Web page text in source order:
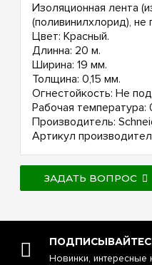
Изоляционная лента
(поливинилхлорид),
Цвет: Красный.
Длинна: 20 м.
Ширина: 19 мм.
Толщина: 0,15 мм.
Огнестойкость: Не
Рабочая температура:
Производитель:
Артикул
ЗАДАТЬ ВОПРОС
Новинки, интересные